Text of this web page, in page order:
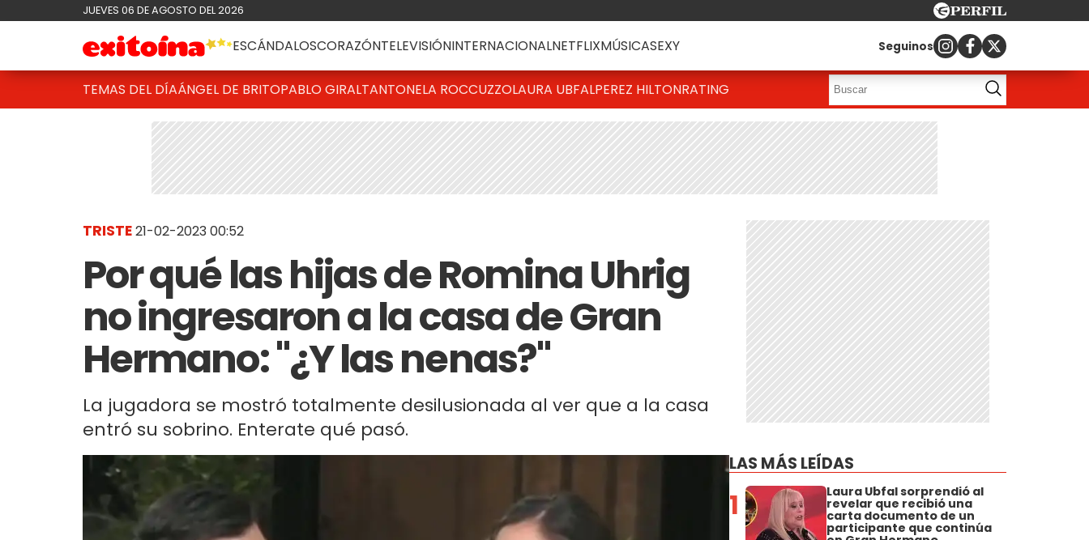
JUEVES 06 DE AGOSTO DEL 2026
ESCÁNDALOSCORAZÓNTELEVISIÓNINTERNACIONALNETFLIXMÚSICASEXY Seguinos
TEMAS DEL DÍAÁNGEL DE BRITOPABLO GIRALTANTONELA ROCCUZZOLAURA UBFALPEREZ HILTONRATING
TRISTE21-02-2023 00:52
Por qué las hijas de Romina Uhrig
no ingresaron a la casa de Gran
Hermano: "¿Y las nenas?"
La jugadora se mostró totalmente desilusionada al ver que a la casa
entró su sobrino. Enterate qué pasó.
LAS MÁS LEÍDAS
1 Laura Ubfal sorprendió al
revelar que recibió una
carta documento de un
participante que continúa